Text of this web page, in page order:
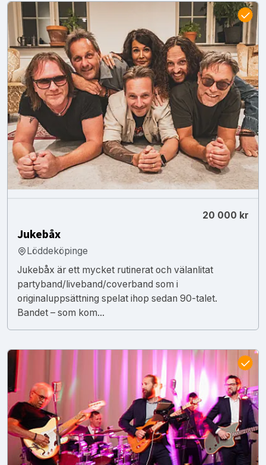
20 000 kr
Jukebåx
Löddeköpinge
Jukebåx är ett mycket rutinerat och välanlitat
partyband/liveband/coverband som i
originaluppsättning spelat ihop sedan 90-talet.
Bandet – som kom...